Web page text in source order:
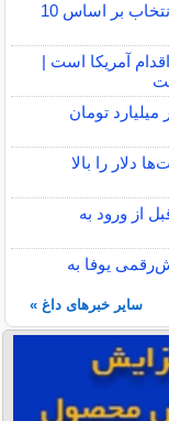
بهترین شرکت آسانسور کدام است؟ راهنمای انتخاب بر اساس 10
آمریکا است |
شنبه 17 مرداد 1405 / 9 هزار میلیارد تومان
دلار را بالا
از ورود به
یوفا به
سایر خبرهای داغ »